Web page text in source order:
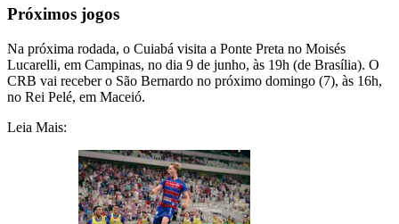
Próximos jogos
Na próxima rodada, o Cuiabá visita a Ponte Preta no Moisés
Lucarelli, em Campinas, no dia 9 de junho, às 19h (de Brasília). O
CRB vai receber o São Bernardo no próximo domingo (7), às 16h,
no Rei Pelé, em Maceió.
Leia Mais: